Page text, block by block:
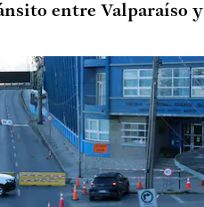
entre Valparaíso y